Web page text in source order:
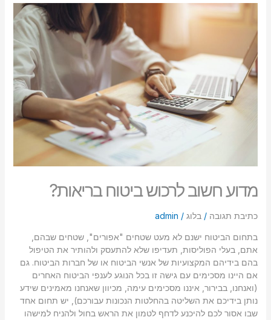
מדוע חשוב לרכוש ביטוח בריאות?
כתיבת תגובה / בלוג/
admin
בתחום הביטוח ישנם לא מעט שטחים "אפורים", שטחים שבהם,
אתם, בעלי הפוליסות, תעדיפו שלא להתעסק ולהותיר את הטיפול
בהם בידיהם המקצועיות של אנשי הביטוח או של חברות הביטוח. גם
אם היינו מסכימים עם גישה זו בכל הנוגע לענפי הביטוח האחרים
(ואנחנו, בבירור, איננו מסכימים עימה, מכיוון שאנחנו מאמינים שידע
נותן בידיכם את השליטה בהחלטות הנכונות עבורכם), יש תחום אחד
שבו אסור לכם להיכנע לדחף לטמון את הראש בחול ולהניח למישהו
מדוע
לרכוש
ביטוח
בריאות?